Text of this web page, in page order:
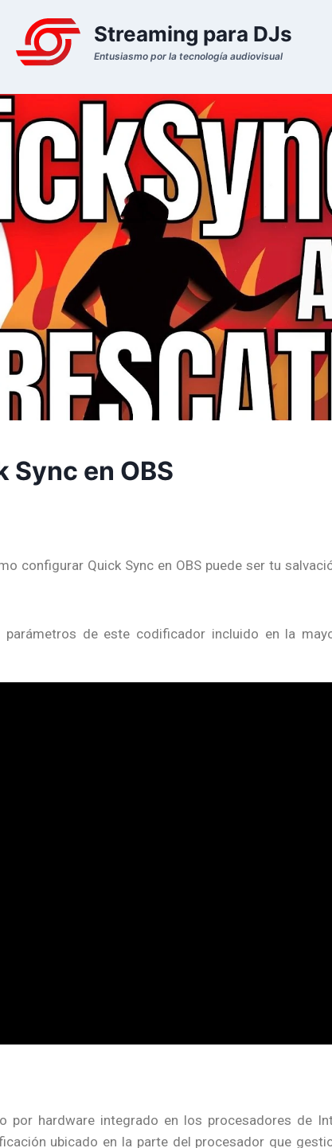
Streaming para DJs
Entusiasmo por la tecnología audiovisual
en OBS
configurar Quick Sync en OBS puede ser tu
de este codificador incluido en la
por hardware integrado en los procesadores de
ubicado en la parte del procesador que